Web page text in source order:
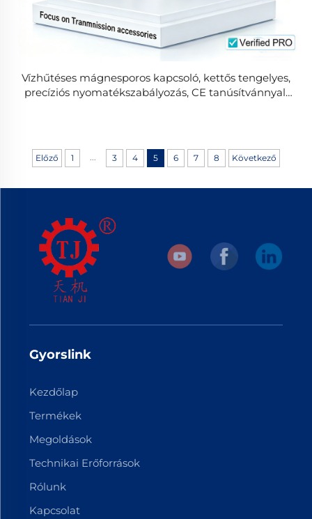
Vízhűtéses mágnesporos kapcsoló, kettős tengelyes,
precíziós nyomatékszabályozás, CE tanúsítvánnyal,
Előző 1 3 4 5 6 7 8 Következő
Gyorslink
Kezdőlap
Termékek
Megoldások
Technikai Erőforrások
Rólunk
Kapcsolat